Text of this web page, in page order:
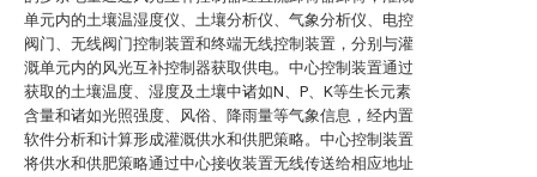
单元内的土壤温湿度仪、土壤分析仪、气象分析仪、电控
阀门、无线阀门控制装置和终端无线控制装置，分别与灌
溉单元内的风光互补控制器获取供电。中心控制装置通过
获取的土壤温度、湿度及土壤中诸如N、P、K等生长元素
含量和诸如光照强度、风俗、降雨量等气象信息，经内置
软件分析和计算形成灌溉供水和供肥策略。中心控制装置
将供水和供肥策略通过中心接收装置无线传送给相应地址